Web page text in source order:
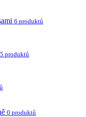
6 produktů
produktů
0 produktů